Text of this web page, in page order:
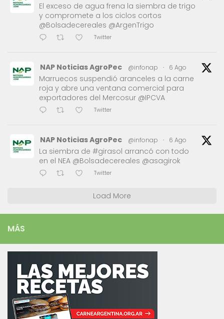
El exceso de agua frena la siembra de trigo
y compromete a los ciclos cortos
@Bolsadecereales @ArgenTrigo
Twitter
NAP Noticias AgroPec @infonap · 6 Ago
Marruecos suspendió aranceles a la carne
roja y abre una ventana comercial para
exportadores del Mercosur @IPCVA
Twitter
NAP Noticias AgroPec @infonap · 6 Ago
La siembra de #girasol arrancó con todo
en el NEA @Bolsadecereales @asagirok
Twitter
Load More
MÁS